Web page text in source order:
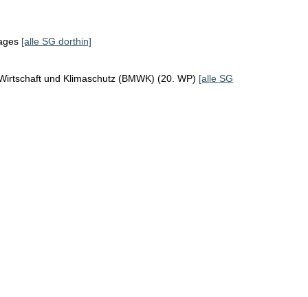
[alle SG dorthin]
und Klimaschutz (BMWK) (20. WP) [alle SG